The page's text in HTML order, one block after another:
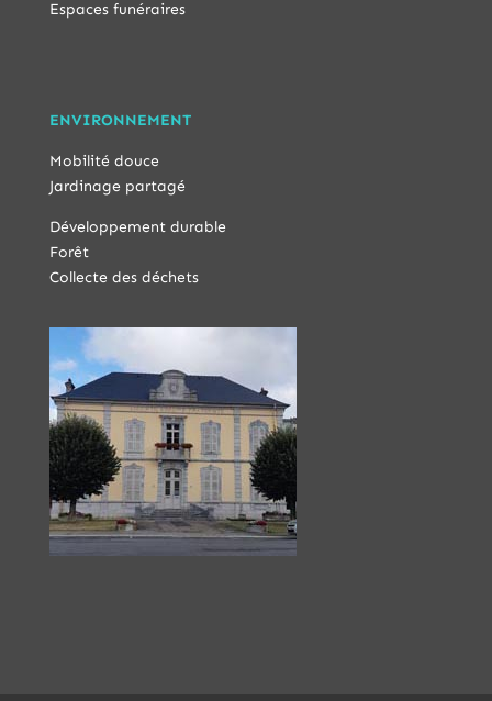
Espaces funéraires
ENVIRONNEMENT
Mobilité douce
Jardinage partagé
Développement durable
Forêt
Collecte des déchets